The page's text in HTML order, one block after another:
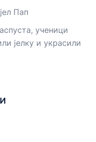
Пап
ученици
јелку и украсили